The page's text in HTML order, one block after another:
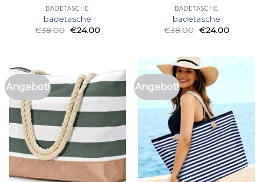
BADETASCHE
badetasche
€38.00 €24.00
BADETASCHE
badetasche
€38.00 €24.00
Angebot! Angebot!